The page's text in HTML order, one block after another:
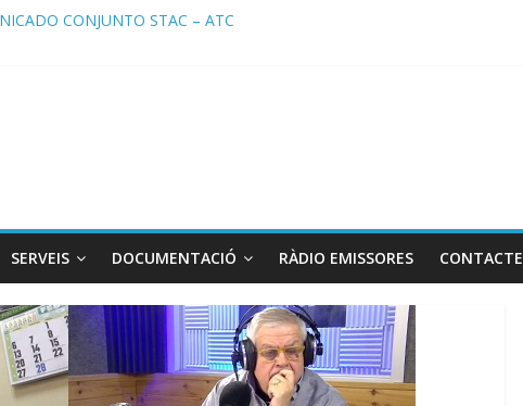
CONJUNTO STAC – ATC
SERVEIS DOCUMENTACIÓ RÀDIO EMISSORES CONTACTE